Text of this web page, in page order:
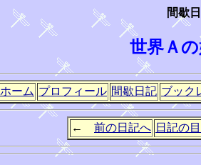
間歇
世界Ａ
ホーム プロフィール 間歇日記 ブック
← 前の日記へ 日記の